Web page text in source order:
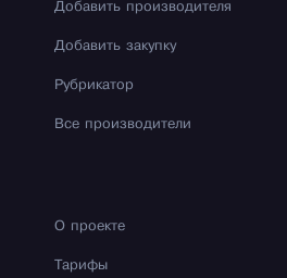
Добавить производителя
Добавить закупку
Рубрикатор
Все производители
О проекте
Тарифы